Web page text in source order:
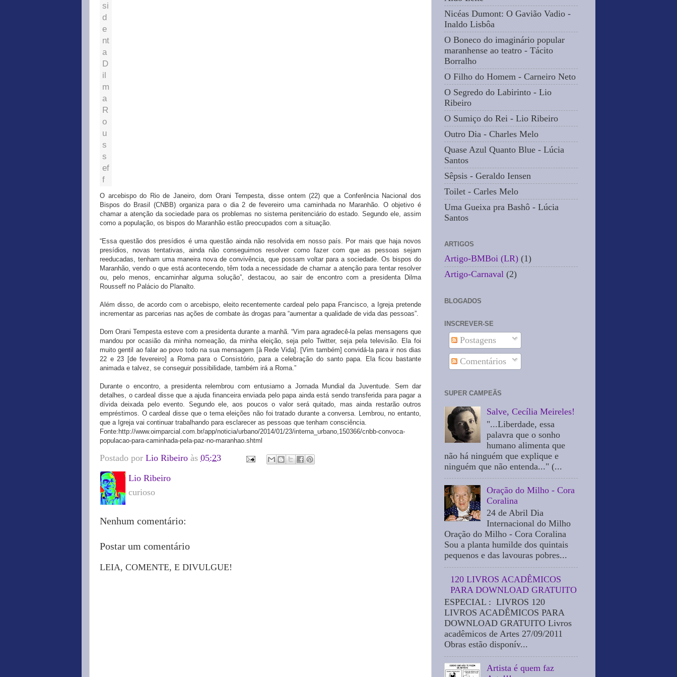
si
d
e
nt
a
D
il
m
a
R
o
u
s
s
ef
f
O arcebispo do Rio de Janeiro, dom Orani Tempesta, disse ontem (22) que a Conferência Nacional dos
Bispos do Brasil (CNBB) organiza para o dia 2 de fevereiro uma caminhada no Maranhão. O objetivo é
chamar a atenção da sociedade para os problemas no sistema penitenciário do estado. Segundo ele, assim
como a população, os bispos do Maranhão estão preocupados com a situação.
“Essa questão dos presídios é uma questão ainda não resolvida em nosso país. Por mais que haja novos
presídios, novas tentativas, ainda não conseguimos resolver como fazer com que as pessoas sejam
reeducadas, tenham uma maneira nova de convivência, que possam voltar para a sociedade. Os bispos do
Maranhão, vendo o que está acontecendo, têm toda a necessidade de chamar a atenção para tentar resolver
ou, pelo menos, encaminhar alguma solução”, destacou, ao sair de encontro com a presidenta Dilma
Rousseff no Palácio do Planalto.
Além disso, de acordo com o arcebispo, eleito recentemente cardeal pelo papa Francisco, a Igreja pretende
incrementar as parcerias nas ações de combate às drogas para “aumentar a qualidade de vida das pessoas”.
Dom Orani Tempesta esteve com a presidenta durante a manhã. “Vim para agradecê-la pelas mensagens que
mandou por ocasião da minha nomeação, da minha eleição, seja pelo Twitter, seja pela televisão. Ela foi
muito gentil ao falar ao povo todo na sua mensagem [à Rede Vida]. [Vim também] convidá-la para ir nos dias
22 e 23 [de fevereiro] a Roma para o Consistório, para a celebração do santo papa. Ela ficou bastante
animada e talvez, se conseguir possibilidade, também irá a Roma.”
Durante o encontro, a presidenta relembrou com entusiamo a Jornada Mundial da Juventude. Sem dar
detalhes, o cardeal disse que a ajuda financeira enviada pelo papa ainda está sendo transferida para pagar a
dívida deixada pelo evento. Segundo ele, aos poucos o valor será quitado, mas ainda restarão outros
empréstimos. O cardeal disse que o tema eleições não foi tratado durante a conversa. Lembrou, no entanto,
que a Igreja vai continuar trabalhando para esclarecer as pessoas que tenham consciência.
Fonte:http://www.oimparcial.com.br/app/noticia/urbano/2014/01/23/interna_urbano,150366/cnbb-convoca-
populacao-para-caminhada-pela-paz-no-maranhao.shtml
Postado por Lio Ribeiro às 05:23
Lio Ribeiro
curioso
Nenhum comentário:
Postar um comentário
LEIA, COMENTE, E DIVULGUE!
Nicéas Dumont: O Gavião Vadio -
Inaldo Lisbôa
O Boneco do imaginário popular
maranhense ao teatro - Tácito
Borralho
O Filho do Homem - Carneiro Neto
O Segredo do Labirinto - Lio
Ribeiro
O Sumiço do Rei - Lio Ribeiro
Outro Dia - Charles Melo
Quase Azul Quanto Blue - Lúcia
Santos
Sêpsis - Geraldo Iensen
Toilet - Carles Melo
Uma Gueixa pra Bashô - Lúcia
Santos
ARTIGOS
Artigo-BMBoi (LR) (1)
Artigo-Carnaval (2)
BLOGADOS
INSCREVER-SE
Postagens
Comentários
SUPER CAMPEÃS
Salve, Cecília Meireles!
"...Liberdade, essa
palavra que o sonho
humano alimenta que
não há ninguém que explique e
ninguém que não entenda..." (...
Oração do Milho - Cora
Coralina
24 de Abril Dia
Internacional do Milho
Oração do Milho - Cora Coralina
Sou a planta humilde dos quintais
pequenos e das lavouras pobres...
120 LIVROS ACADÊMICOS
PARA DOWNLOAD GRATUITO
ESPECIAL : LIVROS 120
LIVROS ACADÊMICOS PARA
DOWNLOAD GRATUITO Livros
acadêmicos de Artes 27/09/2011
Obras estão disponív...
Artista é quem faz